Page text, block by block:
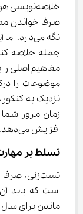
مفاهیم اصلی را
موضوعات را
نزدیک به
زمان مرور
افزایش می‌دهد.
تسلط بر مهارت ‌های تست
تست‌زنی،
است که باید